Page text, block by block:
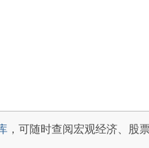
，可随时查阅宏观经济、股